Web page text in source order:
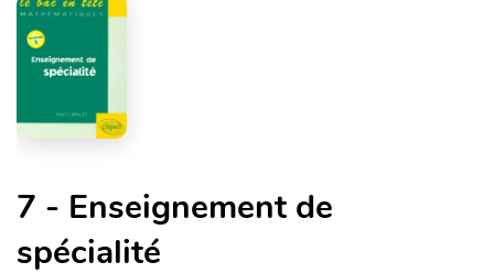
7 - Enseignement de
spécialité